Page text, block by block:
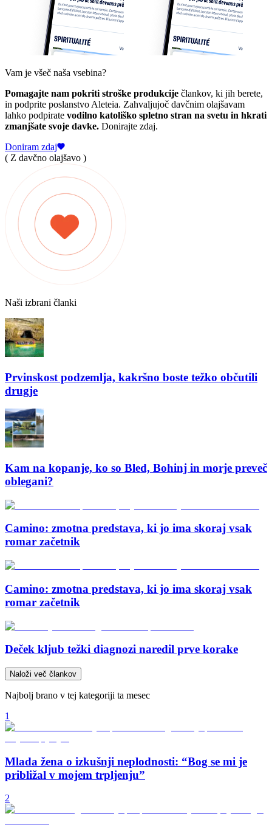
Vam je všeč naša vsebina?
Pomagajte nam pokriti stroške produkcije člankov, ki jih berete,
in podprite poslanstvo Aleteia. Zahvaljujoč davčnim olajšavam
lahko podpirate vodilno katoliško spletno stran na svetu in hkrati
zmanjšate svoje davke. Donirajte zdaj.
Doniram zdaj
( Z davčno olajšavo )
Naši izbrani članki
Prvinskost podzemlja, kakršno boste težko občutili
drugje
Kam na kopanje, ko so Bled, Bohinj in morje preveč
oblegani?
Camino: zmotna predstava, ki jo ima skoraj vsak
romar začetnik
Camino: zmotna predstava, ki jo ima skoraj vsak
romar začetnik
Deček kljub težki diagnozi naredil prve korake
Naloži več člankov
Najbolj brano v tej kategoriji ta mesec
1
Mlada žena o izkušnji neplodnosti: “Bog se mi je
približal v mojem trpljenju”
2